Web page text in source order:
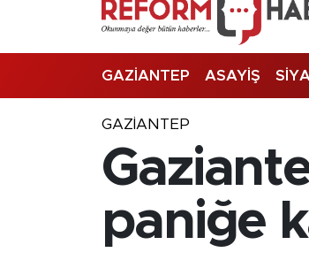
GAZİANTEP ASAYİŞ
GAZIANTEP
paniğe
Trafik Durumu
Süper Lig Puan Durumu ve Fikstür
Son Dakika Haberleri